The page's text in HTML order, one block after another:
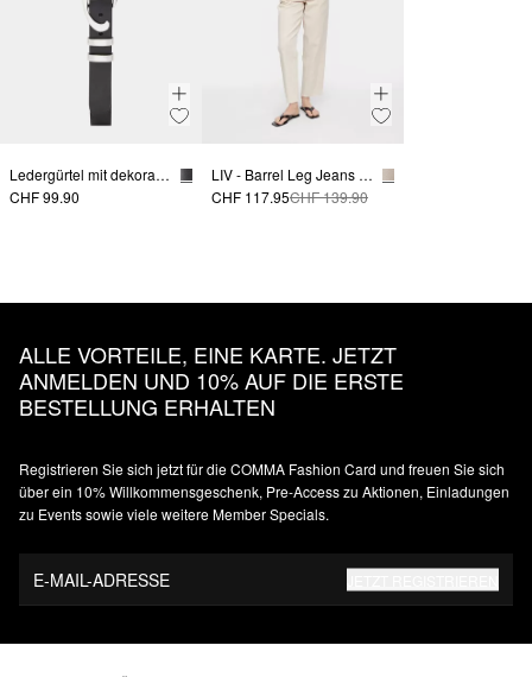
Ledergürtel mit dekorativer Schnalle
CHF 99.90
LIV - Barrel Leg Jeans in Coloured Denim
CHF 117.95CHF 139.90
ALLE VORTEILE, EINE KARTE. JETZT
ANMELDEN UND 10% AUF DIE ERSTE
BESTELLUNG ERHALTEN
Registrieren Sie sich jetzt für die COMMA Fashion Card und freuen Sie sich
über ein 10% Willkommensgeschenk, Pre-Access zu Aktionen, Einladungen
zu Events sowie viele weitere Member Specials.
E-MAIL-ADRESSE